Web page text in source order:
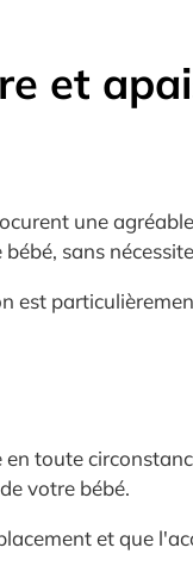
et
une
sans
est
toute
votre bébé.
et que